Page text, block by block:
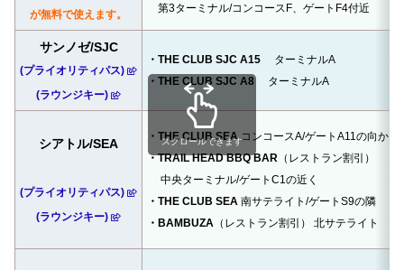
が無料で使えます。
第3ターミナル/コンコースF、ゲートF4付近
サンノゼ/SJC
(プライオリティパス)
(ラウンジキー)
・THE CLUB SJC A15ターミナルA
・THE CLUB SJC A8ターミナルA
シアトル/SEA
(プライオリティパス)
(ラウンジキー)
・THE CLUB SEAコンコースA/ゲートA11の向かい
・TRAIL HEAD BBQ BAR （レストラン割引）
中央ターミナル/ゲートC1の近く
・THE CLUB SEA 南サテライト/ゲートS9の隣
・BAMBUZA （レストラン割引） 北サテライト
スクロールできます